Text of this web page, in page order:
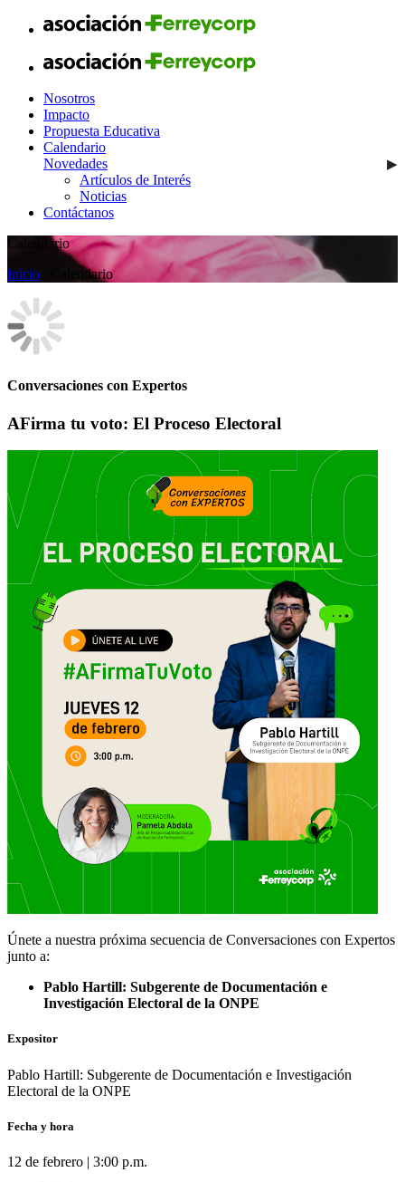
Nosotros
Impacto
Propuesta Educativa
Calendario
Novedades
Artículos de Interés
Noticias
Contáctanos
Calendario
Inicio / Calendario
Conversaciones con Expertos
AFirma tu voto: El Proceso Electoral
Únete a nuestra próxima secuencia de Conversaciones con Expertos
junto a:
Pablo Hartill: Subgerente de Documentación e
Investigación Electoral de la ONPE
Expositor
Pablo Hartill: Subgerente de Documentación e Investigación
Electoral de la ONPE
Fecha y hora
12 de febrero | 3:00 p.m.